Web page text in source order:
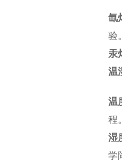
氙
验
汞
温
温
程
湿
学